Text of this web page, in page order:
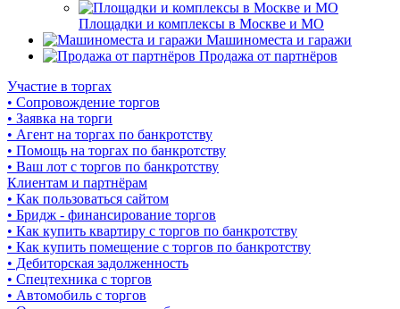
Площадки и комплексы в Москве и МО
Машиноместа и гаражи
Продажа от партнёров
Участие в торгах
• Сопровождение торгов
• Заявка на торги
• Агент на торгах по банкротству
• Помощь на торгах по банкротству
• Ваш лот с торгов по банкротству
Клиентам и партнёрам
• Как пользоваться сайтом
• Бридж - финансирование торгов
• Как купить квартиру с торгов по банкротству
• Как купить помещение с торгов по банкротству
• Дебиторская задолженность
• Спецтехника с торгов
• Автомобиль с торгов